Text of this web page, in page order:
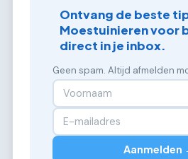
Ontvang de beste
Moestuinieren voor
direct in je inbox.
Geen spam. Altijd afmelden
Aanmelden